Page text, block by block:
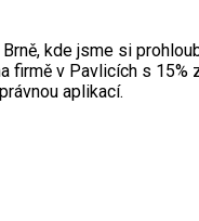
kde jsme si
v Pavlicích s 15%
aplikací.